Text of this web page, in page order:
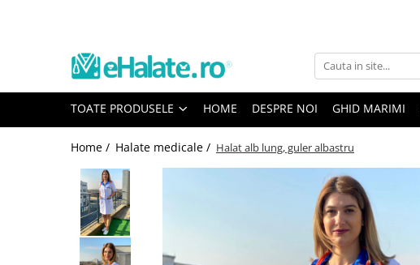
Toate Produsele
Bluze Unisex
Bluze Medicale
Bluze unisex cu imprimeuri
Bluze medicale uni
TOATE PRODUSELE HOME DESPRE NOI GHID MARIMI
Home / Halate medicale / Halat alb lung, guler albastru